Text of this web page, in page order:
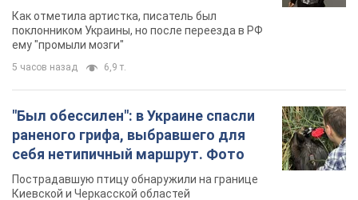
русского не знал, а теперь хочет
геноцида украинцев
Как отметила артистка, писатель был
поклонником Украины, но после переезда в РФ
ему "промыли мозги"
5 часов назад 6,9 т.
"Был обессилен": в Украине спасли
раненого грифа, выбравшего для
себя нетипичный маршрут. Фото
Пострадавшую птицу обнаружили на границе
Киевской и Черкасской областей